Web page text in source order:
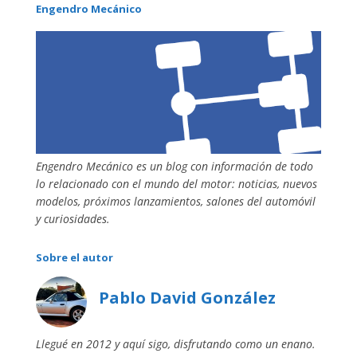
Engendro Mecánico
Engendro Mecánico es un blog con información de todo
lo relacionado con el mundo del motor: noticias, nuevos
modelos, próximos lanzamientos, salones del automóvil
y curiosidades.
Sobre el autor
Pablo David González
Llegué en 2012 y aquí sigo, disfrutando como un enano.